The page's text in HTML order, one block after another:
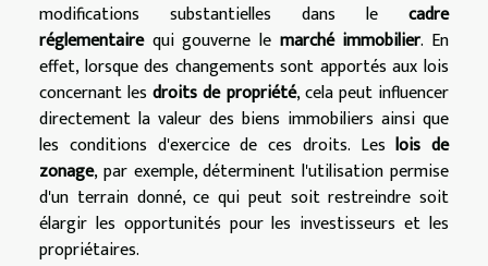
modifications substantielles dans le cadre
réglementairequi gouverne le marché immobilier. En
effet, lorsque des changements sont apportés aux lois
concernant lesdroits de propriété, cela peut influencer
directement la valeur des biens immobiliers ainsi que
les conditions d'exercice de ces droits. Leslois de
zonage, par exemple, déterminent l'utilisation permise
d'un terrain donné, ce qui peut soit restreindre soit
élargir les opportunités pour les investisseurs et les
propriétaires.